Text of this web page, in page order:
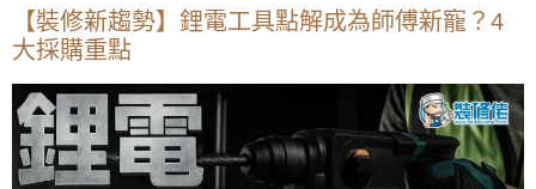
【裝修新趨勢】鋰電工具點解成為師傅新寵？4
大採購重點